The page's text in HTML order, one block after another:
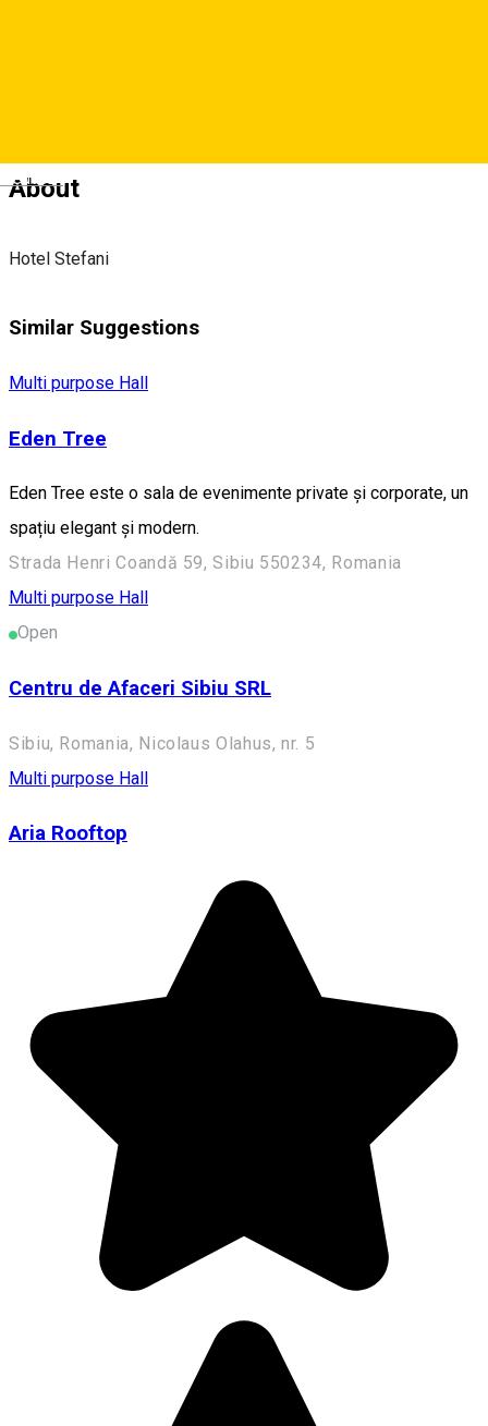
Deutsch
About
Hotel Stefani
Similar Suggestions
Multi purpose Hall
Eden Tree
Eden Tree este o sala de evenimente private și corporate, un
spațiu elegant și modern.
Strada Henri Coandă 59, Sibiu 550234, Romania
Multi purpose Hall
Open
Centru de Afaceri Sibiu SRL
Sibiu, Romania, Nicolaus Olahus, nr. 5
Multi purpose Hall
Aria Rooftop